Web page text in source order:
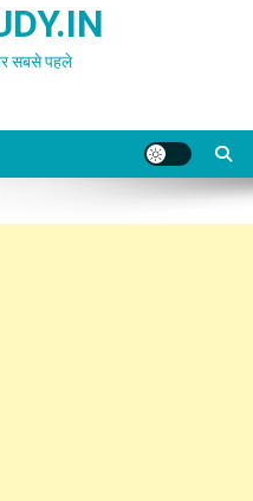
सबसे पहले